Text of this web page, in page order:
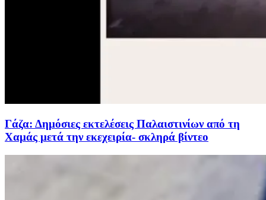
Γάζα: Δημόσιες εκτελέσεις Παλαιστινίων από τη
Χαμάς μετά την εκεχειρία- σκληρά βίντεο